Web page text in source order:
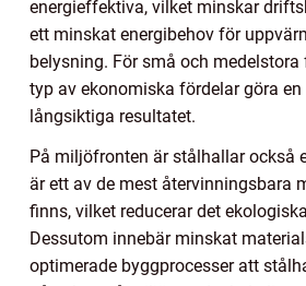
energieffektiva, vilket minskar
ett minskat energibehov för
belysning. För små och
typ av ekonomiska fördelar göra
långsiktiga resultatet.
På miljöfronten är stålhallar också
är ett av de mest återvinningsbara
finns, vilket reducerar det
Dessutom innebär minskat
optimerade byggprocesser att